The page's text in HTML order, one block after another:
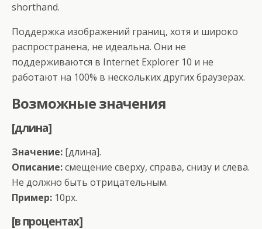
shorthand.
Поддержка изображений границ, хотя и широко
распространена, не идеальна. Они не
поддерживаются в Internet Explorer 10 и не
работают на 100% в нескольких других браузерах.
Возможные значения
[длина]
Значение: [длина].
Описание:смещение сверху, справа, снизу и слева.
Не должно быть отрицательным.
Пример: 10px.
[в процентах]